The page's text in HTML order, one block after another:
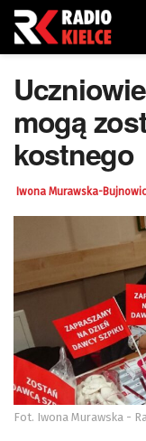
mogą
kostnego
Iwona Murawska-
Fot. Iwona Murawska -